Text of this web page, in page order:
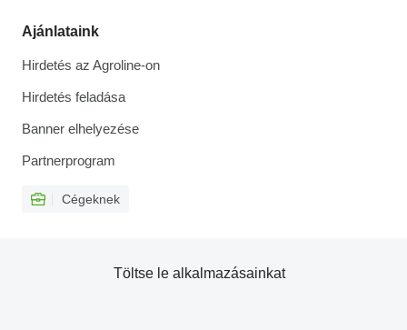
Ajánlataink
Hirdetés az Agroline-on
Hirdetés feladása
Banner elhelyezése
Partnerprogram
Cégeknek
Töltse le alkalmazásainkat